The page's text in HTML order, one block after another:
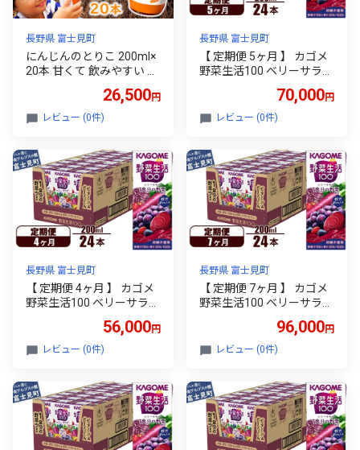
長野県 富士見町
にんじんのとりこ 200ml×
20本 甘くて 飲みやすい ス
トレート果汁 果肉 つぶつ
ぶ スムージー 〈 にんじん
ニンジン 人参 キャロット
ス ジュース 飲料 飲み物 ド
リンク 無添加 農薬不使用
にんじんのとりこ 八ヶ岳
わくわくファーム 〉
26,500円
レビュー (0件)
長野県 富士見町
【 定期便 5ヶ月 】 カゴメ
野菜生活100 ベリーサラダ
200ml×24本 ジュース 野菜
果実ミックスジュース 果
汁飲料 紙パック 砂糖不使
料類 ドリンク 野菜ドリン
ク 備蓄 長期保存 防災 飲み
もの 長野県 富士見町
70,000円
レビュー (0件)
長野県 富士見町
【 定期便 4ヶ月 】 カゴメ
野菜生活100 ベリーサラダ
200ml×24本 ジュース 野菜
果実ミックスジュース 果
汁飲料 紙パック 砂糖不使
料類 ドリンク 野菜ドリン
ク 備蓄 長期保存 防災 飲み
もの 長野県 富士見町
56,000円
レビュー (0件)
長野県 富士見町
【 定期便 7ヶ月 】 カゴメ
野菜生活100 ベリーサラダ
200ml×24本 ジュース 野菜
果実ミックスジュース 果
汁飲料 紙パック 砂糖不使
料類 ドリンク 野菜ドリン
ク 備蓄 長期保存 防災 飲み
もの 長野県 富士見町
96,000円
レビュー (0件)